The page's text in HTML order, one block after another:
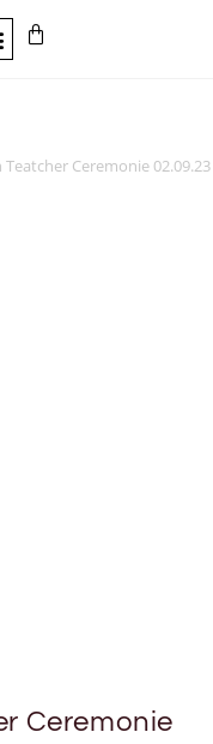
Ceremonie 02.09.23
Ceremonie